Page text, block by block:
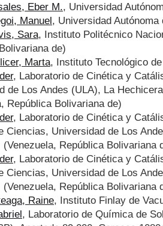
Eber M., Universidad
Manuel , Universidad
Sara, Instituto Politécnico
de)
Marta, Instituto Tecnológico
, Laboratorio de Cinética y
de Los Andes (ULA), La
República Bolivariana de)
, Laboratorio de Cinética y
Ciencias, Universidad de Los
(Venezuela, República Bolivariana
, Laboratorio de Cinética y
Ciencias, Universidad de Los
(Venezuela, República Bolivariana
Raine, Instituto Finlay de
, Laboratorio de Química de